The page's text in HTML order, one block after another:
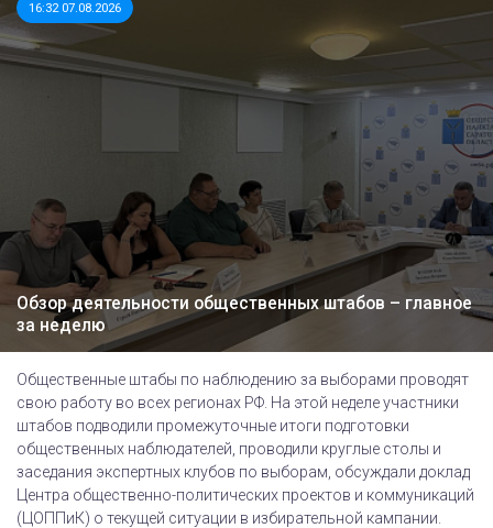
16:32 07.08.2026
Обзор деятельности общественных штабов – главное
за неделю
Общественные штабы по наблюдению за выборами проводят
свою работу во всех регионах РФ. На этой неделе участники
штабов подводили промежуточные итоги подготовки
общественных наблюдателей, проводили круглые столы и
заседания экспертных клубов по выборам, обсуждали доклад
Центра общественно-политических проектов и коммуникаций
(ЦОППиК) о текущей ситуации в избирательной кампании.